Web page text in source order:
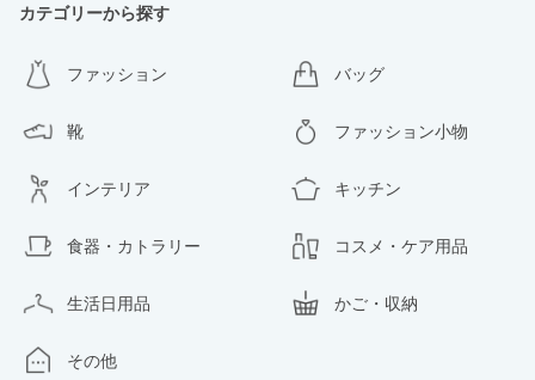
カテゴリーから探す
ファッション バッグ
靴 ファッション小物
インテリア キッチン
食器・カトラリー コスメ・ケア用品
生活日用品 かご・収納
その他